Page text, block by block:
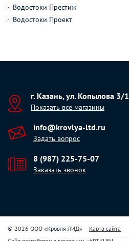
Водостоки Престиж
Водостоки Проект
г. Казань, ул. Копылова 3/1
Показать все магазины
info@krovlya-ltd.ru
Задать вопрос
8 (987) 225-75-07
Заказать звонок
© 2026 ООО «Кровля ЛИД»
Карта сайта